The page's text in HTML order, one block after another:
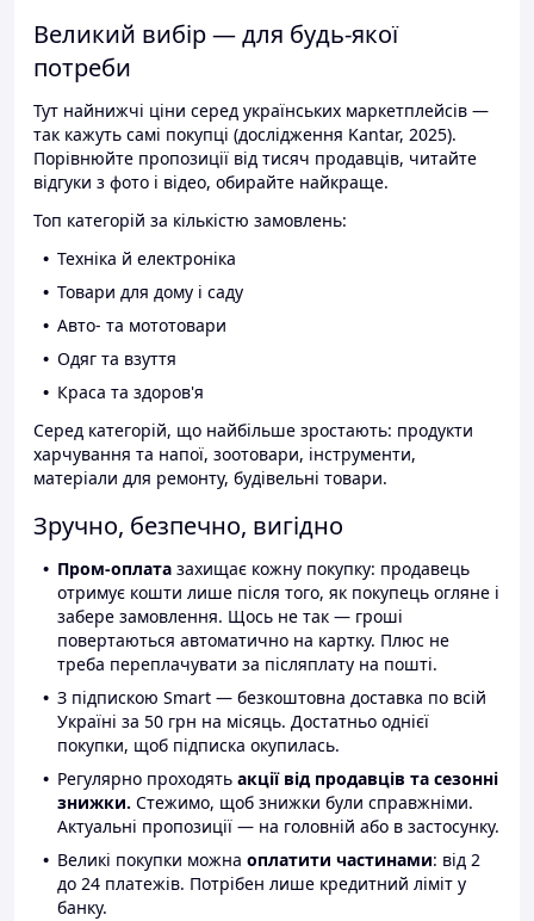
Великий вибір — для будь-якої
потреби
Тут найнижчі ціни серед українських маркетплейсів —
так кажуть самі покупці (дослідження Kantar, 2025).
Порівнюйте пропозиції від тисяч продавців, читайте
відгуки з фото і відео, обирайте найкраще.
Топ категорій за кількістю замовлень:
Техніка й електроніка
Товари для дому і саду
Авто- та мототовари
Одяг та взуття
Краса та здоров'я
Серед категорій, що найбільше зростають: продукти
харчування та напої, зоотовари, інструменти,
матеріали для ремонту, будівельні товари.
Зручно, безпечно, вигідно
Пром-оплата захищає кожну покупку: продавець
отримує кошти лише після того, як покупець огляне і
забере замовлення. Щось не так — гроші
повертаються автоматично на картку. Плюс не
треба переплачувати за післяплату на пошті.
З підпискою Smart — безкоштовна доставка по всій
Україні за 50 грн на місяць. Достатньо однієї
покупки, щоб підписка окупилась.
Регулярно проходять акції від продавців та сезонні
знижки. Стежимо, щоб знижки були справжніми.
Актуальні пропозиції — на головній або в застосунку.
Великі покупки можна оплатити частинами: від 2
до 24 платежів. Потрібен лише кредитний ліміт у
банку.